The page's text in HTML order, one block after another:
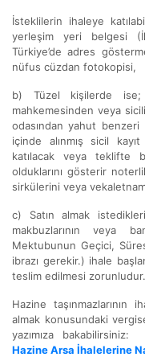
İsteklilerin ihaleye
yerleşim yeri belgesi
Türkiye’de adres
nüfus cüzdan fotokopisi,
b) Tüzel kişilerde ise;
mahkemesinden veya
odasından yahut benzeri
içinde alınmış sicil
katılacak veya teklifte
olduklarını gösterir
sirkülerini veya
c) Satın almak
makbuzlarının veya
Mektubunun Geçici,
ibrazı gerekir.) ihale
teslim edilmesi zorunludur.
Hazine taşınmazlarının
almak konusundaki
yazımıza bakabilirsiniz:
Hazine Arsa İhalelerine